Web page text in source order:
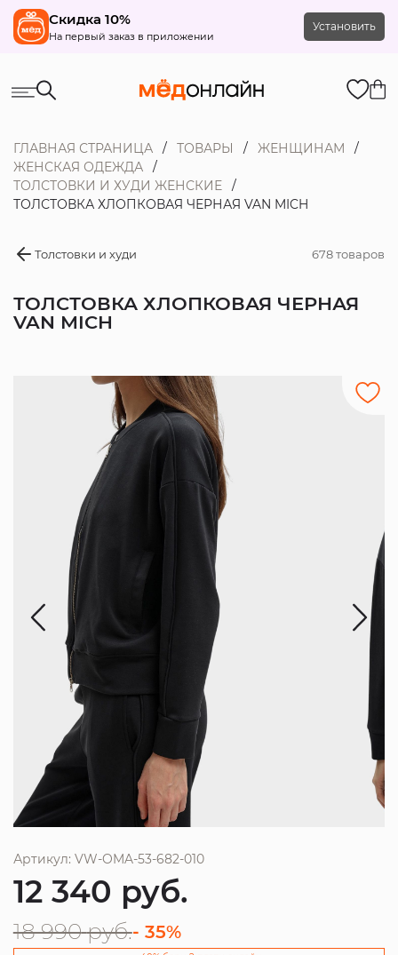
Скидка 10%
На первый заказ в приложении
Установить
ГЛАВНАЯ СТРАНИЦА ТОВАРЫ
ЖЕНЩИНАМ
ЖЕНСКАЯ ОДЕЖДА
ТОЛСТОВКИ И ХУДИ ЖЕНСКИЕ
ТОЛСТОВКА ХЛОПКОВАЯ ЧЕРНАЯ VAN MICH
Толстовки и худи 678 товаров
ТОЛСТОВКА ХЛОПКОВАЯ ЧЕРНАЯ
VAN MICH
Артикул: VW-OMA-53-682-010
12 340 руб.
18 990 руб.- 35%